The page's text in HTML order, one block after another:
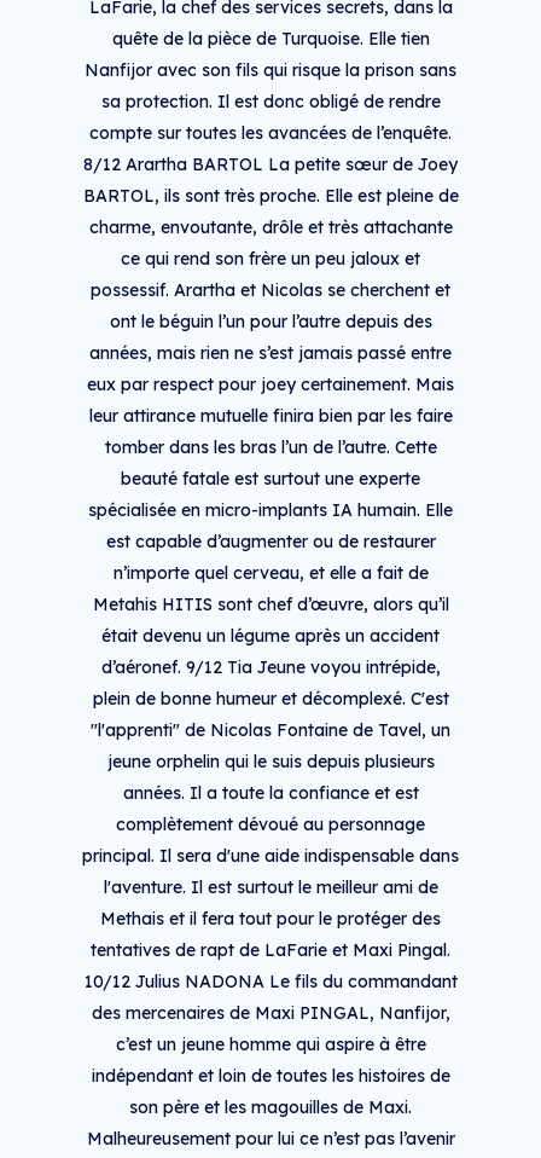
LaFarie, la chef des services secrets, dans la
quête de la pièce de Turquoise. Elle tien
Nanfijor avec son fils qui risque la prison sans
sa protection. Il est donc obligé de rendre
compte sur toutes les avancées de l’enquête.
8/12 Arartha BARTOL La petite sœur de Joey
BARTOL, ils sont très proche. Elle est pleine de
charme, envoutante, drôle et très attachante
ce qui rend son frère un peu jaloux et
possessif. Arartha et Nicolas se cherchent et
ont le béguin l’un pour l’autre depuis des
années, mais rien ne s’est jamais passé entre
eux par respect pour joey certainement. Mais
leur attirance mutuelle finira bien par les faire
tomber dans les bras l’un de l’autre. Cette
beauté fatale est surtout une experte
spécialisée en micro-implants IA humain. Elle
est capable d’augmenter ou de restaurer
n’importe quel cerveau, et elle a fait de
Metahis HITIS sont chef d’œuvre, alors qu’il
était devenu un légume après un accident
d’aéronef. 9/12 Tia Jeune voyou intrépide,
plein de bonne humeur et décomplexé. C'est
"l'apprenti" de Nicolas Fontaine de Tavel, un
jeune orphelin qui le suis depuis plusieurs
années. Il a toute la confiance et est
complètement dévoué au personnage
principal. Il sera d'une aide indispensable dans
l'aventure. Il est surtout le meilleur ami de
Methais et il fera tout pour le protéger des
tentatives de rapt de LaFarie et Maxi Pingal.
10/12 Julius NADONA Le fils du commandant
des mercenaires de Maxi PINGAL, Nanfijor,
c’est un jeune homme qui aspire à être
indépendant et loin de toutes les histoires de
son père et les magouilles de Maxi.
Malheureusement pour lui ce n’est pas l’avenir